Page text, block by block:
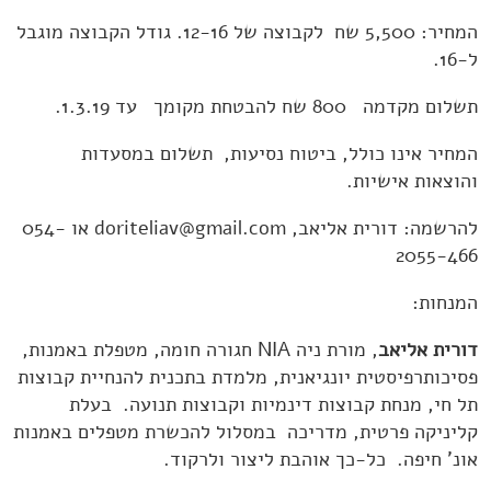
המחיר: 5,500 שח לקבוצה של 12-16. גודל הקבוצה מוגבל
ל-16.
תשלום מקדמה 800 שח להבטחת מקומך עד 1.3.19.
המחיר אינו כולל, ביטוח נסיעות, תשלום במסעדות
והוצאות אישיות.
להרשמה: דורית אליאב, doriteliav@gmail.com
או 054-
2055-466
המנחות:
דורית אליאב
, מורת ניה NIA חגורה חומה, מטפלת באמנות,
פסיכותרפיסטית יונגיאנית, מלמדת בתכנית להנחיית קבוצות
תל חי, מנחת קבוצות דינמיות וקבוצות תנועה. בעלת
קליניקה פרטית, מדריכה במסלול להכשרת מטפלים באמנות
אונ’ חיפה. כל-כך אוהבת ליצור ולרקוד.